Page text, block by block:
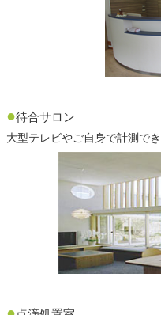
●待合サロン
大型テレビやご自身で計測で